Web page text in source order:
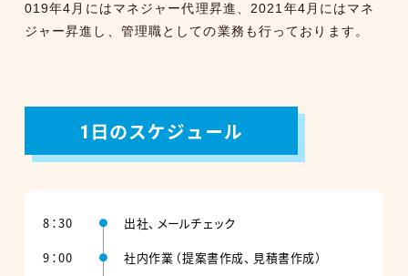
019年4月にはマネジャー代理昇進、2021年4月にはマネ
ジャー昇進し、管理職としての業務も行っております。
1日のスケジュール